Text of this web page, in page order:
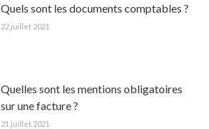
Quels sont les documents comptables ?
22 juillet 2021
Quelles sont les mentions obligatoires
sur une facture ?
21 juillet 2021